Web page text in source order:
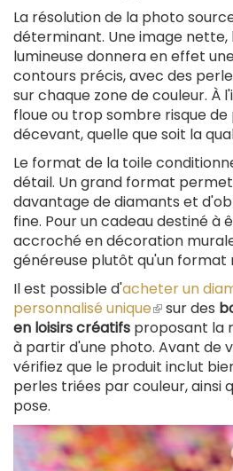
La résolution de la photo
déterminant. Une image
lumineuse donnera en effet
contours précis, avec des
sur chaque zone de couleur. À
floue ou trop sombre risque
décevant, quelle que soit la
Le format de la toile
détail. Un grand format
davantage de diamants et
fine. Pour un cadeau destiné à
accroché en décoration
généreuse plutôt qu'un format
Il est possible d'acheter un
personnalisé unique(le
lien
est
externe)
sur des
en loisirs créatifs proposant la
à partir d'une photo. Avant de
vérifiez que le produit inclut
perles triées par couleur, ainsi
pose.